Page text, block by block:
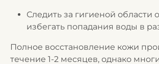
Следить за гигиеной области
избегать попадания воды в
Полное восстановление кожи
течение 1-2 месяцев, однако